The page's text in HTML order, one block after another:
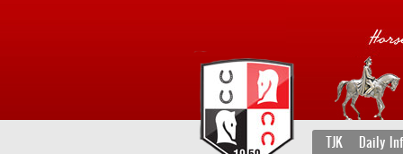
TJK Daily